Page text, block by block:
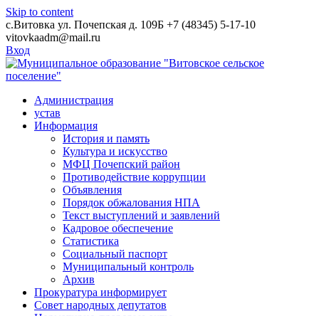
Skip to content
с.Витовка ул. Почепская д. 109Б +7 (48345) 5-17-10
vitovkaadm@mail.ru
Вход
Администрация
устав
Информация
История и память
Культура и искусство
МФЦ Почепский район
Противодействие коррупции
Объявления
Порядок обжалования НПА
Текст выступлений и заявлений
Кадровое обеспечение
Статистика
Социальный паспорт
Муниципальный контроль
Архив
Прокуратура информирует
Совет народных депутатов